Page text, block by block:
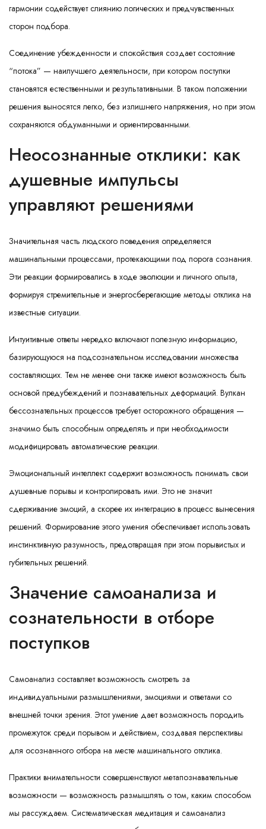
гармонии содействует слиянию логических и предчувственных
сторон подбора.
Соединение убежденности и спокойствия создает состояние
“потока” — наилучшего деятельности, при котором поступки
становятся естественными и результативными. В таком положении
решения выносятся легко, без излишнего напряжения, но при этом
сохраняются обдуманными и ориентированными.
Неосознанные отклики: как
душевные импульсы
управляют решениями
Значительная часть людского поведения определяется
машинальными процессами, протекающими под порога сознания.
Эти реакции формировались в ходе эволюции и личного опыта,
формируя стремительные и энергосберегающие методы отклика на
известные ситуации.
Интуитивные ответы нередко включают полезную информацию,
базирующуюся на подсознательном исследовании множества
составляющих. Тем не менее они также имеют возможность быть
основой предубеждений и познавательных деформаций. Вулкан
бессознательных процессов требует осторожного обращения —
значимо быть способным определять и при необходимости
модифицировать автоматические реакции.
Эмоциональный интеллект содержит возможность понимать свои
душевные порывы и контролировать ими. Это не значит
сдерживание эмоций, а скорее их интеграцию в процесс вынесения
решений. Формирование этого умения обеспечивает использовать
инстинктивную разумность, предотвращая при этом порывистых и
губительных решений.
Значение самоанализа и
сознательности в отборе
поступков
Самоанализ составляет возможность смотреть за
индивидуальными размышлениями, эмоциями и ответами со
внешней точки зрения. Этот умение дает возможность породить
промежуток среди порывом и действием, создавая перспективы
для осознанного отбора на месте машинального отклика.
Практики внимательности совершенствуют метапознавательные
возможности — возможность размышлять о том, каким способом
мы рассуждаем. Систематическая медитация и самоанализ